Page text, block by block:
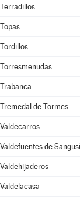
Terradillos
Topas
Tordillos
Torresmenudas
Trabanca
Tremedal de Tormes
Valdecarros
Valdefuentes de
Valdehijaderos
Valdelacasa